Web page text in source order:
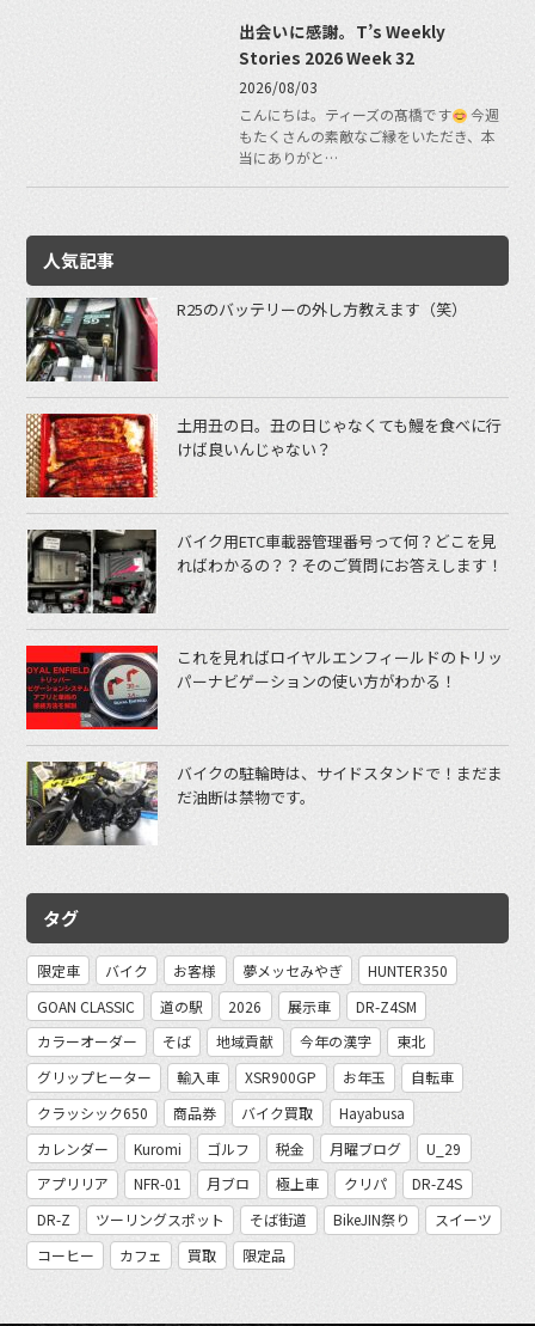
出会いに感謝。T’s Weekly
Stories 2026 Week 32
2026/08/03
こんにちは。ティーズの髙橋です
今週
もたくさんの素敵なご縁をいただき、本
当にありがと…
人気記事
R25のバッテリーの外し方教えます（笑）
土用丑の日。丑の日じゃなくても鰻を食べに行
けば良いんじゃない？
バイク用ETC車載器管理番号って何？どこを見
ればわかるの？？そのご質問にお答えします！
これを見ればロイヤルエンフィールドのトリッ
パーナビゲーションの使い方がわかる！
バイクの駐輪時は、サイドスタンドで！まだま
だ油断は禁物です。
タグ
限定車 バイク お客様 夢メッセみやぎ
HUNTER350
GOAN CLASSIC
道の駅 2026 展示車
DR-Z4SM
カラーオーダー
そば 地域貢献 今年の漢字
東北
グリップヒーター
輸入車 XSR900GP お年玉
自転車
クラッシック650
商品券 バイク買取
Hayabusa
カレンダー
Kuromi ゴルフ 税金 月曜ブログ
U_29
アプリリア
NFR-01 月ブロ 極上車 クリパ
DR-Z4S
DR-Z
ツーリングスポット そば街道 BikeJIN祭り
スイーツ
コーヒー
カフェ 買取 限定品